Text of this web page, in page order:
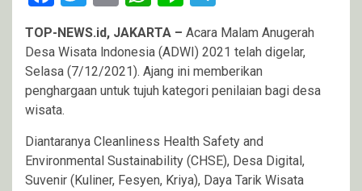
TOP-NEWS.id, JAKARTA – Acara Malam Anugerah
Desa Wisata lndonesia (ADWI) 2021 telah digelar,
Selasa (7/12/2021). Ajang ini memberikan
penghargaan untuk tujuh kategori penilaian bagi desa
wisata.
Diantaranya Cleanliness Health Safety and
Environmental Sustainability (CHSE), Desa Digital,
Suvenir (Kuliner, Fesyen, Kriya), Daya Tarik Wisata